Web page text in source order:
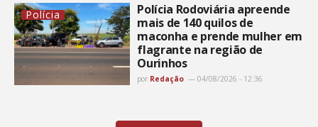
Polícia
Polícia Rodoviária apreende
mais de 140 quilos de
maconha e prende mulher em
flagrante na região de
Ourinhos
por Redação 04/08/2026 - 12:36